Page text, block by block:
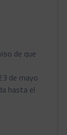
de que
de mayo
hasta el